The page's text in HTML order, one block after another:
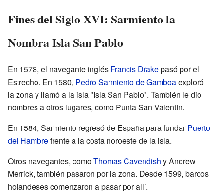
Fines del Siglo XVI: Sarmiento la
Nombra Isla San Pablo
En 1578, el navegante inglés Francis Drakepasó por el
Estrecho. En 1580, Pedro Sarmiento de Gamboaexploró
la zona y llamó a la isla "Isla San Pablo". También le dio
nombres a otros lugares, como Punta San Valentín.
En 1584, Sarmiento regresó de España para fundarPuerto
del Hambrefrente a la costa noroeste de la isla.
Otros navegantes, comoThomas Cavendish y Andrew
Merrick, también pasaron por la zona. Desde 1599, barcos
holandeses comenzaron a pasar por allí.